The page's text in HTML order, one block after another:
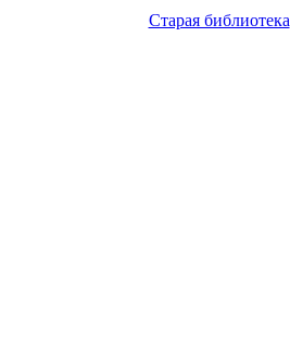
Старая библиотека